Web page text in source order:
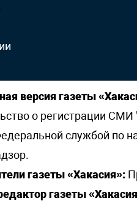
версия газеты
о регистрации
службой по
газеты «Хакасия»:
газеты